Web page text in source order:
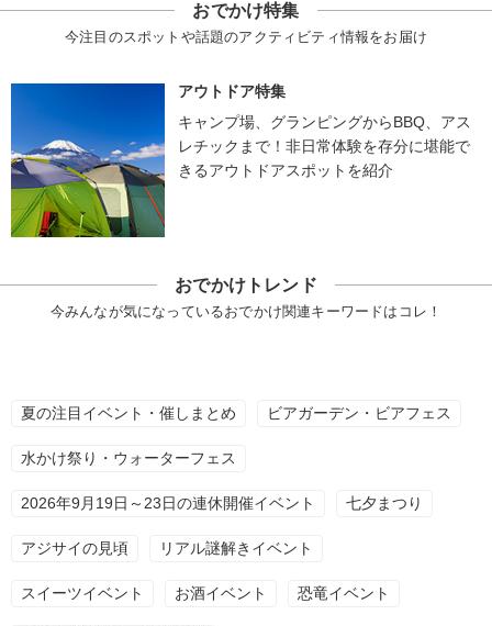
おでかけ特集
今注目のスポットや話題のアクティビティ情報をお届け
アウトドア特集
キャンプ場、グランピングからBBQ、アス
レチックまで！非日常体験を存分に堪能で
きるアウトドアスポットを紹介
おでかけトレンド
今みんなが気になっているおでかけ関連キーワードはコレ！
夏の注目イベント・催しまとめ ビアガーデン・ビアフェス
水かけ祭り・ウォーターフェス
2026年9月19日～23日の連休開催イベント 七夕まつり
アジサイの見頃 リアル謎解きイベント
スイーツイベント お酒イベント 恐竜イベント